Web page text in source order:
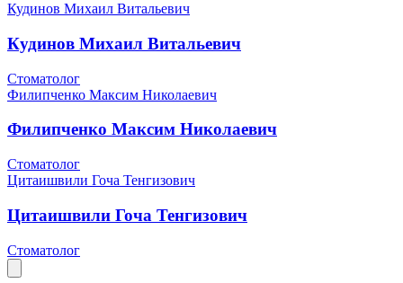
Кудинов Михаил Витальевич
Кудинов Михаил Витальевич
Стоматолог
Филипченко Максим Николаевич
Филипченко Максим Николаевич
Стоматолог
Цитаишвили Гоча Тенгизович
Цитаишвили Гоча Тенгизович
Стоматолог